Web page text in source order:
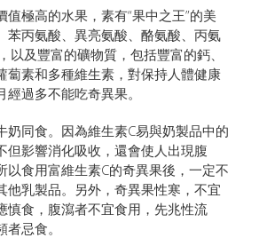
極高的水果，素有“果中之王”的美
苯丙氨酸、異亮氨酸、酪氨酸、丙氨
以及豐富的礦物質，包括豐富的鈣、
蔔素和多種維生素，對保持人體健康
過多不能吃奇異果。
奶同食。因為維生素C易與奶製品中的
但影響消化吸收，還會使人出現腹
以食用富維生素C的奇異果後，一定不
他乳製品。另外，奇異果性寒，不宜
慎食，腹瀉者不宜食用，先兆性流
忌食。